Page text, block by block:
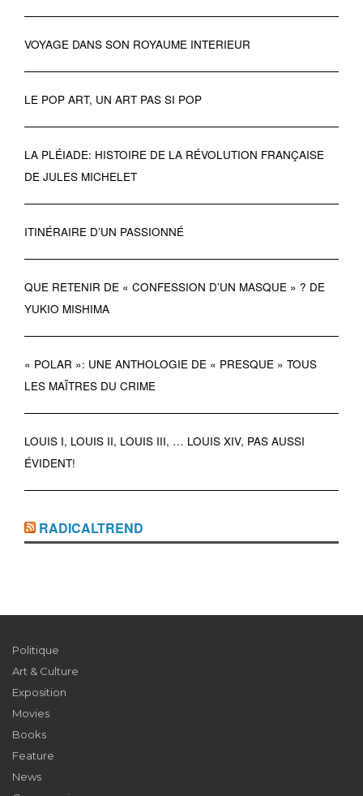
VOYAGE DANS SON ROYAUME INTERIEUR
LE POP ART, UN ART PAS SI POP
LA PLÉIADE: HISTOIRE DE LA RÉVOLUTION FRANÇAISE
DE JULES MICHELET
ITINÉRAIRE D’UN PASSIONNÉ
QUE RETENIR DE « CONFESSION D’UN MASQUE » ? DE
YUKIO MISHIMA
« POLAR »: UNE ANTHOLOGIE DE « PRESQUE » TOUS
LES MAÎTRES DU CRIME
LOUIS I, LOUIS II, LOUIS III, … LOUIS XIV, PAS AUSSI
ÉVIDENT!
RADICALTREND
Politique
Art & Culture
Exposition
Movies
Books
Feature
News